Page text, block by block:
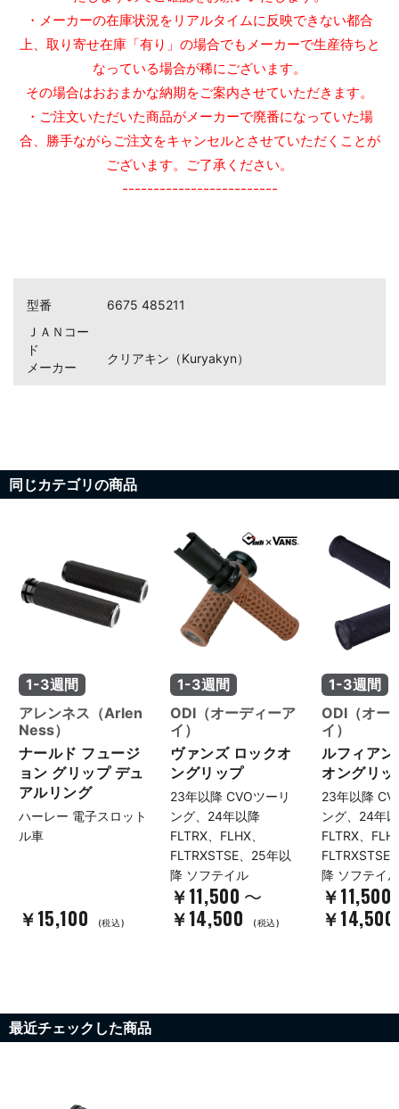
・メーカーの在庫状況をリアルタイムに反映できない都合
上、取り寄せ在庫「有り」の場合でもメーカーで生産待ちと
なっている場合が稀にございます。
その場合はおおまかな納期をご案内させていただきます。
・ご注文いただいた商品がメーカーで廃番になっていた場
合、勝手ながらご注文をキャンセルとさせていただくことが
ございます。ご了承ください。
-------------------------
型番
6675 485211
ＪＡＮコー
ド
メーカー
クリアキン（Kuryakyn）
お買い物を続ける カートへ進む
同じカテゴリの商品
1-3週間
アレンネス（Arlen
Ness）
ナールド フュージ
ョン グリップ デュ
アルリング
ハーレー 電子スロット
ル車
￥15,100 (税込)
1-3週間
ODI（オーディーア
イ）
ヴァンズ ロックオ
ングリップ
23年以降 CVOツーリ
ング、24年以降
FLTRX、FLHX、
FLTRXSTSE、25年以
降 ソフテイル
￥11,500 ～
￥14,500 (税込)
1-3週間
ODI（オー
イ）
ルフィア
オングリッ
23年以降
ング、24年
FLTRX、
FLTRXSTSE
降 ソフテイ
￥11,500
￥14,500
最近チェックした商品